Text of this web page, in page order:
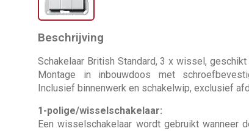
Beschrijving
Schakelaar British Standard, 3 x wissel,
Montage in inbouwdoos met
Inclusief binnenwerk en schakelwip, exclusief
1-polige/wisselschakelaar:
Een wisselschakelaar wordt gebruikt wanneer